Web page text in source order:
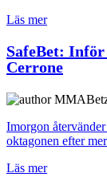
Läs mer
SafeBet:
Cerrone
Imorgon
oktagonen efter
Läs mer